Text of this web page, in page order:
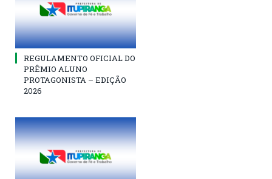
REGULAMENTO OFICIAL DO
PRÊMIO ALUNO
PROTAGONISTA – EDIÇÃO
2026